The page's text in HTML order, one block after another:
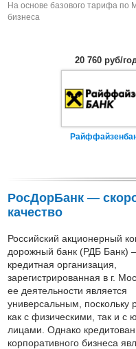
На основе базового тарифа по
бизнеса
20 760 руб/
РосДорБанк —
качество
Российский акционерный
дорожный банк (РДБ Банк)
кредитная организация,
зарегистрированная в г.
ее деятельности является
универсальным, поскольку
как с физическими, так и с
лицами. Однако
корпоративного бизнеса